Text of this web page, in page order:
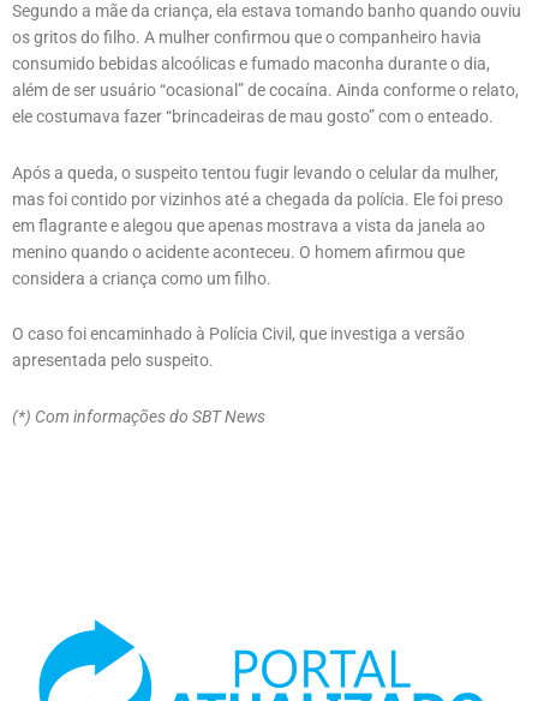
Segundo a mãe da criança, ela estava tomando banho quando ouviu
os gritos do filho. A mulher confirmou que o companheiro havia
consumido bebidas alcoólicas e fumado maconha durante o dia,
além de ser usuário “ocasional” de cocaína. Ainda conforme o relato,
ele costumava fazer “brincadeiras de mau gosto” com o enteado.
Após a queda, o suspeito tentou fugir levando o celular da mulher,
mas foi contido por vizinhos até a chegada da polícia. Ele foi preso
em flagrante e alegou que apenas mostrava a vista da janela ao
menino quando o acidente aconteceu. O homem afirmou que
considera a criança como um filho.
O caso foi encaminhado à Polícia Civil, que investiga a versão
apresentada pelo suspeito.
(*) Com informações do SBT News